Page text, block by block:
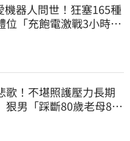
機器人問世！狂塞165種
位「充飽電激戰3小時」
歌！不堪照護壓力長期
男「踩斷80歲老母8根